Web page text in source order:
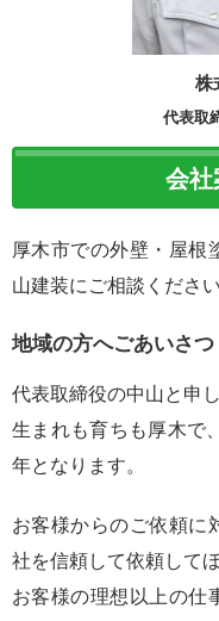
株
代表取
会社
厚木市での外壁・屋根
山建装にご相談ください
地域の方へごあいさつ
代表取締役の中山と申し
生まれも育ちも厚木で
年となります。
お客様からのご依頼に
社を信頼して依頼して
お客様の理想以上の仕